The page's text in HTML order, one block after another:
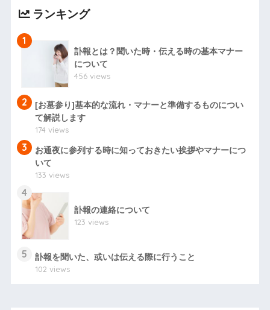
ランキング
1
訃報とは？聞いた時・伝える時の基本マナー
について
456 views
2
[お墓参り]基本的な流れ・マナーと準備するものについ
て解説します
174 views
3
お通夜に参列する時に知っておきたい挨拶やマナーにつ
いて
133 views
4
訃報の連絡について
123 views
5
訃報を聞いた、或いは伝える際に行うこと
102 views